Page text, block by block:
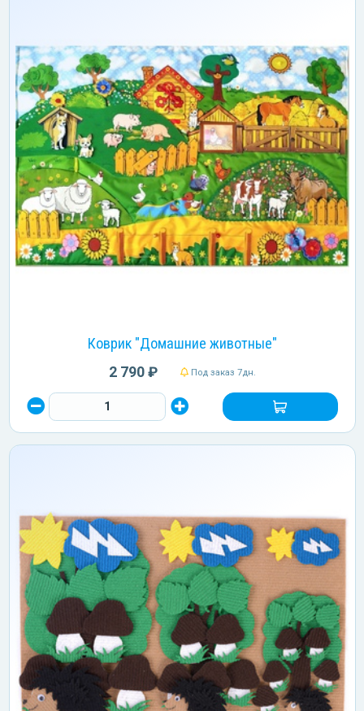
Коврик "Домашние животные"
2 790 ₽ Под заказ 7дн.